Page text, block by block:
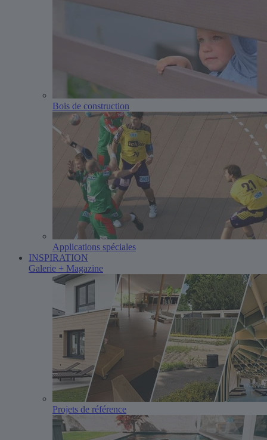
Bois de construction
Applications spéciales
INSPIRATION
Galerie + Magazine
Projets de référence